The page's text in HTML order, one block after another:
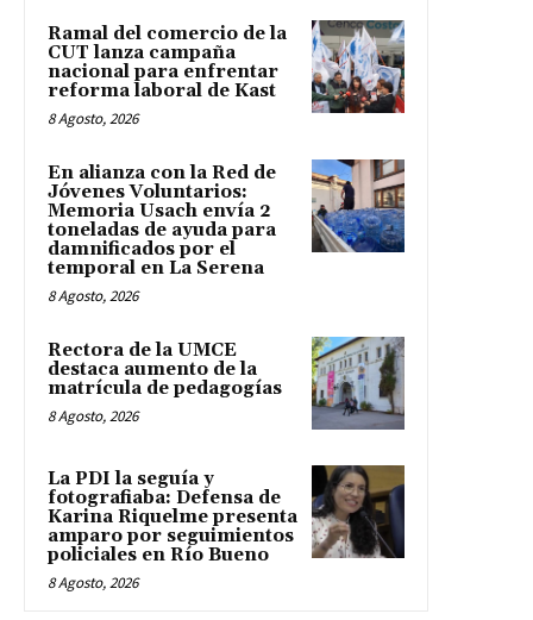
Ramal del comercio de la
CUT lanza campaña
nacional para enfrentar
reforma laboral de Kast
8 Agosto, 2026
En alianza con la Red de
Jóvenes Voluntarios:
Memoria Usach envía 2
toneladas de ayuda para
damnificados por el
temporal en La Serena
8 Agosto, 2026
Rectora de la UMCE
destaca aumento de la
matrícula de pedagogías
8 Agosto, 2026
La PDI la seguía y
fotografiaba: Defensa de
Karina Riquelme presenta
amparo por seguimientos
policiales en Río Bueno
8 Agosto, 2026